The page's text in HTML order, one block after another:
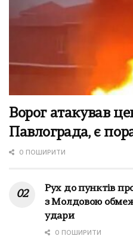
Ворог атакував
Павлограда, є
0 ПОШИРИТИ
Рух до пунктів
з Молдовою
удари
0 ПОШИРИТИ